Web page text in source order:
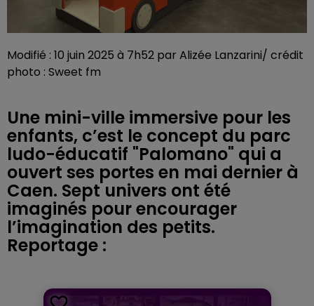
Modifié : 10 juin 2025 à 7h52 par Alizée Lanzarini/ crédit
photo : Sweet fm
Une mini-ville immersive pour les
enfants, c’est le concept du parc
ludo-éducatif "Palomano" qui a
ouvert ses portes en mai dernier à
Caen. Sept univers ont été
imaginés pour encourager
l’imagination des petits.
Reportage :